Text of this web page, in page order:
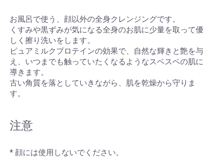
お風呂で使う、顔以外の全身クレンジングです。
くすみや黒ずみが気になる全身のお肌に少量を取って優
しく擦り洗いをします。
ピュアミルクプロテインの効果で、自然な輝きと艶を与
え、いつまでも触っていたくなるようなスベスベの肌に
導きます。
古い角質を落としていきながら、肌を乾燥から守りま
す。
注意
* 顔には使用しないでください。